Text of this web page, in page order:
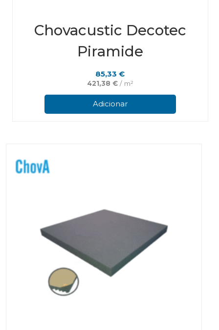
Chovacustic Decotec
Piramide
85,33€
421,38 €/ m²
Adicionar